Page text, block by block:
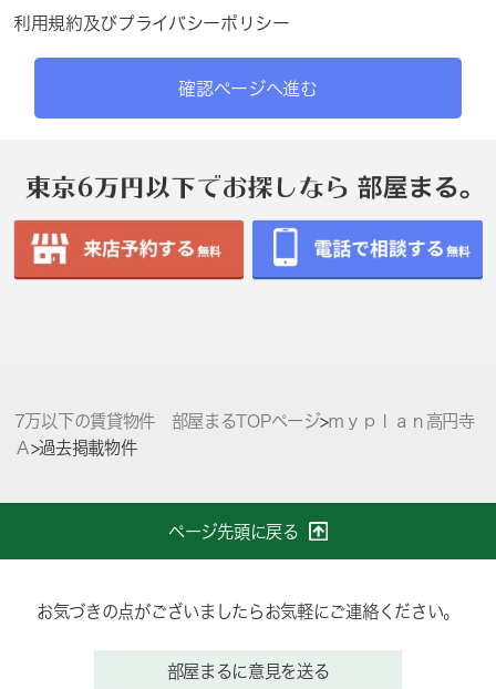
利用規約及びプライバシーポリシー
確認ページへ進む
7万以下の賃貸物件 部屋まるTOPページ>ｍｙｐｌａｎ高円寺
Ａ>過去掲載物件
ページ先頭に戻る
お気づきの点がございましたらお気軽にご連絡ください。
部屋まるに意見を送る